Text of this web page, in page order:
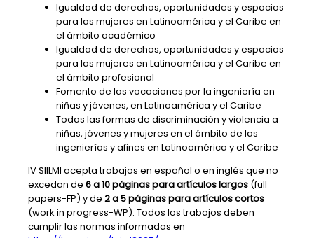
Igualdad de derechos, oportunidades y espacios
para las mujeres en Latinoamérica y el Caribe en
el ámbito académico
Igualdad de derechos, oportunidades y espacios
para las mujeres en Latinoamérica y el Caribe en
el ámbito profesional
Fomento de las vocaciones por la ingeniería en
niñas y jóvenes, en Latinoamérica y el Caribe
Todas las formas de discriminación y violencia a
niñas, jóvenes y mujeres en el ámbito de las
ingenierías y afines en Latinoamérica y el Caribe
IV SIILMI acepta trabajos en español o en inglés que no
excedan de 6 a 10 páginas para artículos largos (full
papers-FP) y de 2 a 5 páginas para artículos cortos
(work in progress-WP). Todos los trabajos deben
cumplir las normas informadas en